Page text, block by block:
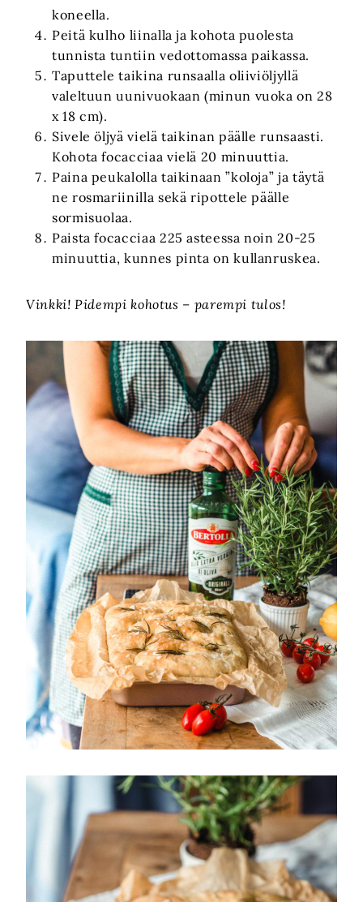
koneella.
Peitä kulho liinalla ja kohota puolesta
tunnista tuntiin vedottomassa paikassa.
Taputtele taikina runsaalla oliiviöljyllä
valeltuun uunivuokaan (minun vuoka on 28
x 18 cm).
Sivele öljyä vielä taikinan päälle runsaasti.
Kohota focacciaa vielä 20 minuuttia.
Paina peukalolla taikinaan ”koloja” ja täytä
ne rosmariinilla sekä ripottele päälle
sormisuolaa.
Paista focacciaa 225 asteessa noin 20-25
minuuttia, kunnes pinta on kullanruskea.
Vinkki! Pidempi kohotus – parempi tulos!